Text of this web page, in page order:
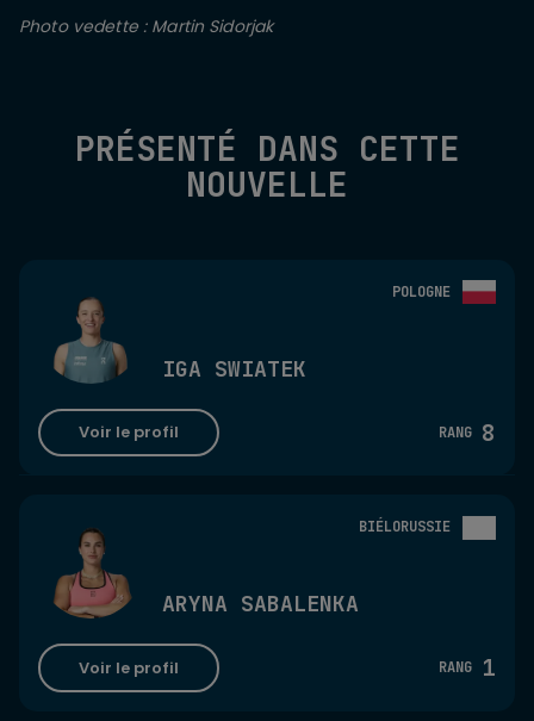
Photo vedette : Martin Sidorjak
PRÉSENTÉ DANS CETTE
NOUVELLE
POLOGNE
IGA SWIATEK
Voir le profil RANG 8
BIÉLORUSSIE
ARYNA SABALENKA
Voir le profil RANG 1